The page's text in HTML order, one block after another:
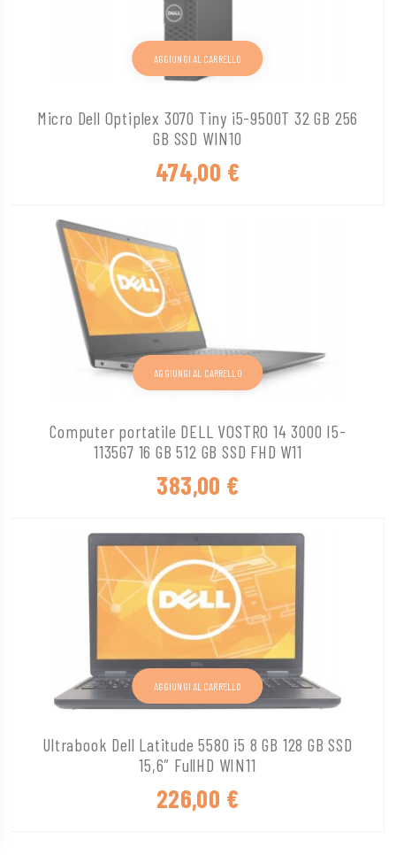
Micro Dell Optiplex 3070 Tiny i5-9500T 32 GB 256
GB SSD WIN10
474,00 €
AGGIUNGI AL CARRELLO
Computer portatile DELL VOSTRO 14 3000 I5-
1135G7 16 GB 512 GB SSD FHD W11
383,00 €
AGGIUNGI AL CARRELLO
Ultrabook Dell Latitude 5580 i5 8 GB 128 GB SSD
15,6″ FullHD WIN11
226,00 €
AGGIUNGI AL CARRELLO